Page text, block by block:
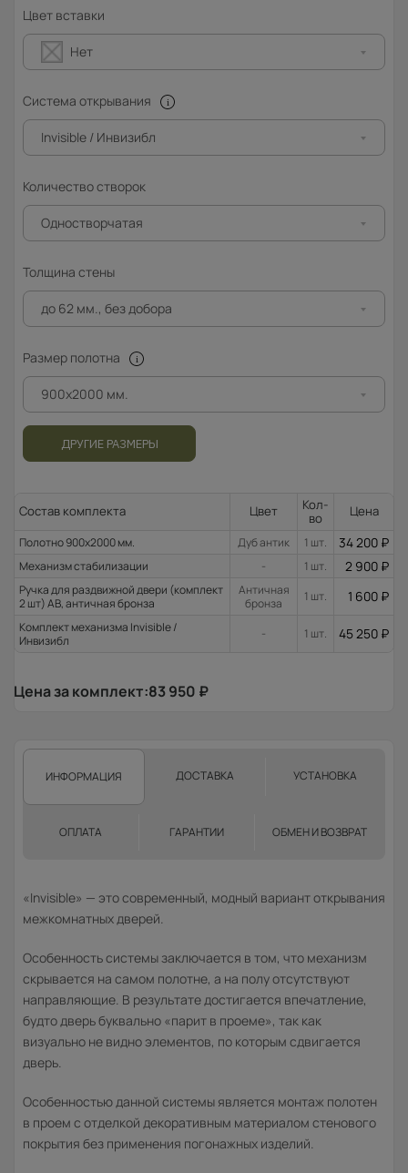
Цвет вставки
Нет
Система открывания
Invisible / Инвизибл
Количество створок
Одностворчатая
Толщина стены
до 62 мм., без добора
Размер полотна
900x2000 мм.
ДРУГИЕ РАЗМЕРЫ
Состав комплекта Цвет
Кол-
во
Цена
Полотно 900x2000 мм. Дуб антик 1 шт. 34 200 ₽
Механизм стабилизации - 1 шт. 2 900 ₽
Ручка для раздвижной двери (комплект
2 шт) AB, античная бронза
Античная
бронза
1 шт. 1 600 ₽
Комплект механизма Invisible /
Инвизибл
- 1 шт. 45 250 ₽
Цена за комплект:83 950 ₽
ИНФОРМАЦИЯ ДОСТАВКА УСТАНОВКА
ОПЛАТА ГАРАНТИИ ОБМЕН И ВОЗВРАТ
«Invisible» — это современный, модный вариант открывания
межкомнатных дверей.
Особенность системы заключается в том, что механизм
скрывается на самом полотне, а на полу отсутствуют
направляющие. В результате достигается впечатление,
будто дверь буквально «парит в проеме», так как
визуально не видно элементов, по которым сдвигается
дверь.
Особенностью данной системы является монтаж полотен
в проем с отделкой декоративным материалом стенового
покрытия без применения погонажных изделий.